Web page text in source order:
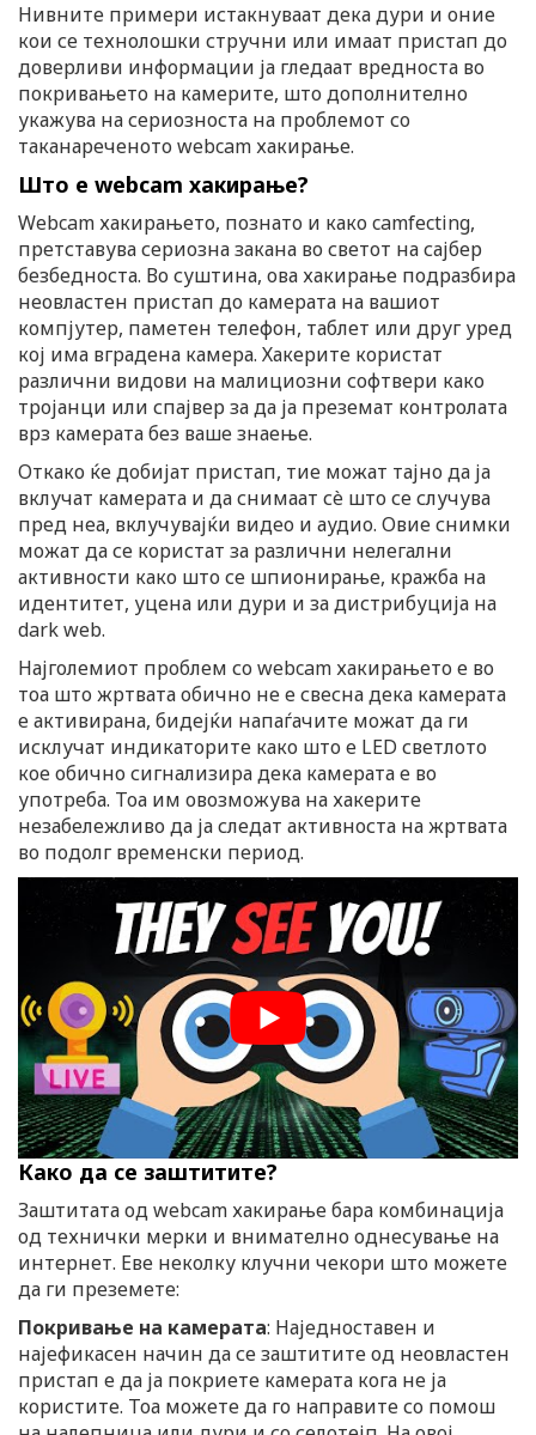
Нивните примери истакнуваат дека дури и оние
кои се технолошки стручни или имаат пристап до
доверливи информации ја гледаат вредноста во
покривањето на камерите, што дополнително
укажува на сериозноста на проблемот со
таканареченото webcam хакирање.
Што е webcam хакирање?
Webcam хакирањето, познато и како camfecting,
претставува сериозна закана во светот на сајбер
безбедноста. Во суштина, ова хакирање подразбира
неовластен пристап до камерата на вашиот
компјутер, паметен телефон, таблет или друг уред
кој има вградена камера. Хакерите користат
различни видови на малициозни софтвери како
тројанци или спајвер за да ја преземат контролата
врз камерата без ваше знаење.
Откако ќе добијат пристап, тие можат тајно да ја
вклучат камерата и да снимаат сè што се случува
пред неа, вклучувајќи видео и аудио. Овие снимки
можат да се користат за различни нелегални
активности како што се шпионирање, кражба на
идентитет, уцена или дури и за дистрибуција на
dark web.
Најголемиот проблем со webcam хакирањето е во
тоа што жртвата обично не е свесна дека камерата
е активирана, бидејќи напаѓачите можат да ги
исклучат индикаторите како што е LED светлото
кое обично сигнализира дека камерата е во
употреба. Тоа им овозможува на хакерите
незабележливо да ја следат активноста на жртвата
во подолг временски период.
Како да се заштитите?
Заштитата од webcam хакирање бара комбинација
од технички мерки и внимателно однесување на
интернет. Еве неколку клучни чекори што можете
да ги преземете:
Покривање на камерата: Наједноставен и
најефикасен начин да се заштитите од неовластен
пристап е да ја покриете камерата кога не ја
користите. Тоа можете да го направите со помош